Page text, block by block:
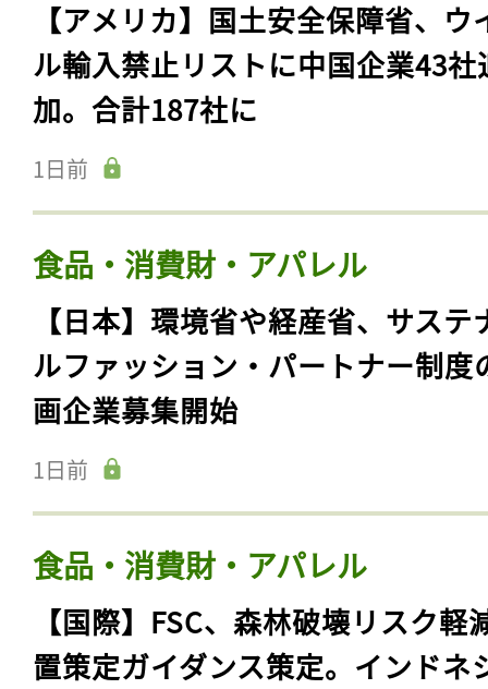
【アメリカ】国土安全保障省、ウ
ル輸入禁止リストに中国企業43社
加。合計187社に
1日前
食品・消費財・アパレル
【日本】環境省や経産省、サステ
ルファッション・パートナー制度
画企業募集開始
1日前
食品・消費財・アパレル
【国際】FSC、森林破壊リスク軽
置策定ガイダンス策定。インドネ